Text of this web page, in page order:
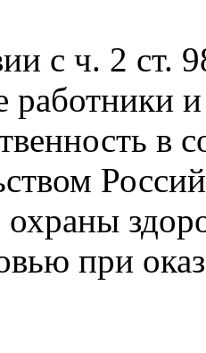
с ч. 2 ст.
работники
в
охраны
при